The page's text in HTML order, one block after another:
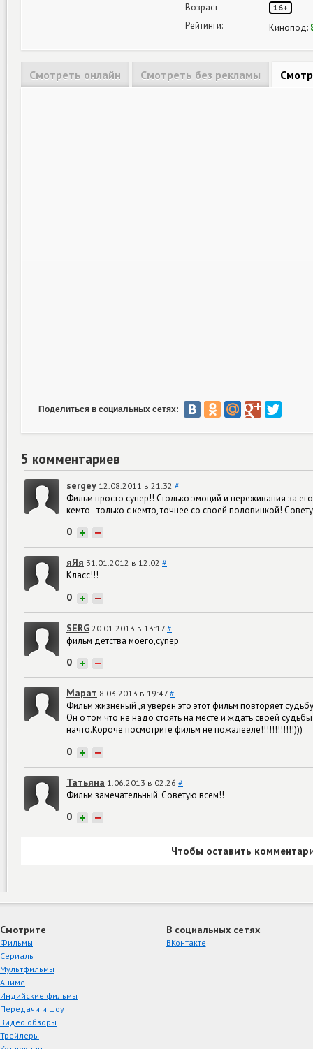
Возраст
16+
Рейтинги: Кинопод:
Смотреть онлайн Смотреть без рекламы
Поделиться в социальных сетях:
5 комментариев
sergey 12.08.2011 в 21:32 #
Фильм просто супер!! Столько эмоций и переживания за
кемто - только с кемто, точнее со своей половинкой!
0 + −
яЯя 31.01.2012 в 12:02 #
Класс!!!
0 + −
SERG 20.01.2013 в 13:17 #
фильм детства моего,супер
0 + −
Марат 8.03.2013 в 19:47 #
Фильм жизненый ,я уверен это этот фильм повторяет
Он о том что не надо стоять на месте и ждать своей
начто.Короче посмотрите фильм не пожалееле!!!!!!!!!!!!)))
0 + −
Татьяна 1.06.2013 в 02:26 #
Фильм замечательный. Советую всем!!
0 + −
Чтобы оставить
Смотрите
Фильмы
Сериалы
Мультфильмы
Аниме
Индийские фильмы
Передачи и шоу
Видео обзоры
Трейлеры
В социальных сетях
ВКонтакте